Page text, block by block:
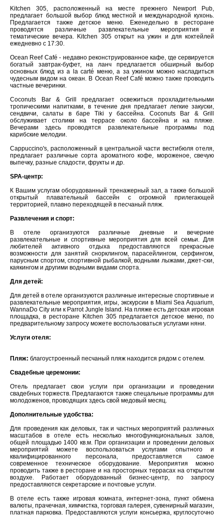
Kitchen 305, расположенный на месте прежнего Newport Pub,
предлагает большой выбор блюд местной и международной кухонь.
Предлагается также детское меню. Еженедельно в ресторане
проводятся различные развлекательные мероприятия и
тематические вечера. Kitchen 305 открыт на ужин и для коктейлей
ежедневно с 17:30.
Ocean Reef Café - недавно реконструированное кафе, где сервируется
богатый завтрак-буфет, на ланч предлагается обширный выбор
основных блюд из a la carté меню, а за ужином можно насладиться
чудесным видом на океан. В Ocean Reef Café можно также проводить
частные вечеринки.
Coconuts Bar & Grill предлагает освежиться прохладительными
тропическими напитками, в течение дня предлагает легкие закуски,
сендвичи, салаты в баре Tiki у бассейна. Coconuts Bar & Grill
обслуживает столики на террасе около бассейна и на пляже.
Вечерами здесь проводятся развлекательные программы под
карибские мелодии.
Cappuccino's, расположенный в центральной части вестибюля отеля,
предлагает различные сорта ароматного кофе, мороженое, свечую
выпечку, разные сладости, фрукты и др.
SPA-центр:
К Вашим услугам оборудованный тренажерный зал, а также большой
открытый плавательный бассейн с огромной прилегающей
территорией, плавно переходящей в песчаный пляж.
Развлечения и спорт:
В отеле организуются различные дневные и вечерние
развлекательные и спортивные мероприятия для всей семьи. Для
любителей активного отдыха предоставляются прекрасные
возможности для занятий снорклингом, парасейлингом, серфингом,
парусным спортом, спортивной рыбалкой, водными лыжами, джет-ски,
каякингом и другими водными видами спорта.
Для детей:
Для детей в отеле организуются различные интересные спортивные и
развлекательные мероприятия, игры, экскурсии в Miami Sea Aquarium,
WannaDo City или к Parrot Jungle Island. На пляже есть детская игровая
площадка, в ресторане Kitchen 305 предлагается детское меню, по
предварительному запросу можете воспользоваться услугами няни.
Услуги отеля:
Пляж: благоустроенный песчаный пляж находится рядом с отелем.
Свадебные церемонии:
Отель предлагает свои услуги при организации и проведении
свадебных торжеств. Предлагаются также спецальные программы для
молодоженов, проводящих здесь свой медовый месяц.
Дополнительные удобства:
Для проведения как деловых, так и частных мероприятий различных
масштабов в отеле есть несколько многофункциональных залов,
общей площадью 1400 кв.м. При организации и проведении деловых
мероприятий можете воспользоваться услугами опытного и
квалифицированного персонала, предоставляется самое
современное техническое оборудование. Мероприятия можно
проводить также в ресторане и на просторных террасах на открытом
воздухе. Работает оборудованный бизнес-центр, по запросу
предоставляются секретарские и почтовые услуги.
В отеле есть также игровая комната, интернет-зона, пункт обмена
валюты, прачечная, химчистка, торговая галерея, сувенирный магазин,
платная парковка. Предоставляются услуги консьержа, круглосуточно